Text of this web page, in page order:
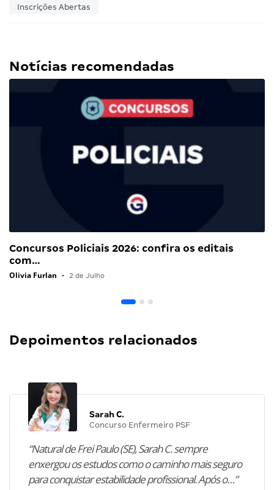
Inscrições Abertas
Notícias recomendadas
Concursos Policiais 2026: confira os editais
com…
Olivia Furlan • 2 de Julho
Depoimentos relacionados
Sarah C.
Concurso Enfermeiro PSF
“Natural de Frei Paulo (SE), Sarah C. sempre
enxergou os estudos como o caminho mais seguro
para conquistar estabilidade profissional. Após o…”